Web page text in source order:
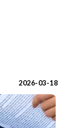
2026-03-18